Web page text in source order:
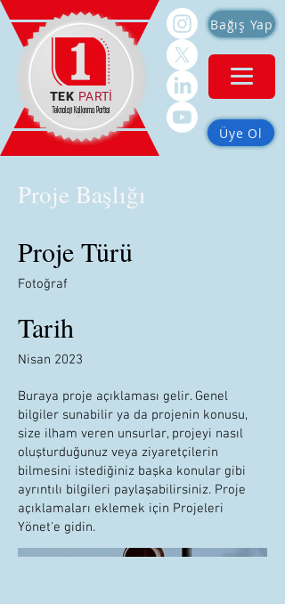
TEK PARTİ
Teknoloji Kalkınma Partisi
Bağış Yap
Üye Ol
Proje Başlığı
Proje Türü
Fotoğraf
Tarih
Nisan 2023
Buraya proje açıklaması gelir. Genel
bilgiler sunabilir ya da projenin konusu,
size ilham veren unsurlar, projeyi nasıl
oluşturduğunuz veya ziyaretçilerin
bilmesini istediğiniz başka konular gibi
ayrıntılı bilgileri paylaşabilirsiniz. Proje
açıklamaları eklemek için Projeleri
Yönet'e gidin.